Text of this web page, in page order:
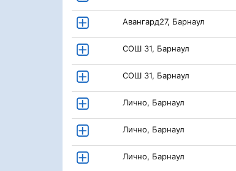
Авангард27, Барнаул
СОШ 31, Барнаул
СОШ 31, Барнаул
Лично, Барнаул
Лично, Барнаул
Лично, Барнаул